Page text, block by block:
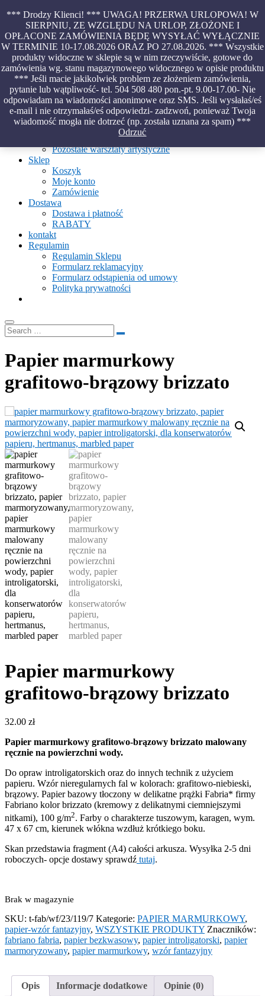
*** Drodzy Klienci! *** UWAGA! PRZERWA URLOPOWA! W
SIERPNIU, ZE WZGLĘDU NA URLOP, ZŁOŻONE I
OPŁACONE ZAMÓWIENIA BĘDĘ WYSYŁAĆ WYŁĄCZNIE
W TERMINIE 10-17.08.2026 ORAZ PO 27.08.2026. *** Wszystkie
produkty widoczne w sklepie są w nim rzeczywiście, gotowe do
zamówienia wg. stanu magazynowego widocznego w opisie produktu
*** Jeśli macie jakikolwiek problem ze złożeniem zamówienia,
pytanie lub wątpliwość- tel. 504 508 480 pon.-pt. 9.00-17.00- Nie
odpowiadam na wiadomości anonimowe oraz SMS. Jeśli wysłałaś/eś
e-mail i nie otrzymałaś/eś odpowiedzi- zadzwoń, ponieważ Twoja
wiadomość mogła nie dotrzeć (np. została uznana za spam) ***
Odrzuć
Skip
content
Piękno malowane na wodzie – papiery marmurkowe – materiały
introligatorskie – oprawy – etui – pudełka
Aktualności
O Pracowni
Ebru
Warsztaty
Warsztaty malowania na wodzie
Pozostałe warsztaty artystyczne
Sklep
Koszyk
Moje konto
Zamówienie
Dostawa
Dostawa i płatność
RABATY
kontakt
Regulamin
Regulamin Sklepu
Formularz reklamacyjny
Formularz odstąpienia od umowy
Polityka prywatności
Papier marmurkowy
grafitowo-brązowy brizzato
Papier marmurkowy
grafitowo-brązowy brizzato
32.00 zł
Papier marmurkowy grafitowo-brązowy brizzato malowany
ręcznie na powierzchni wody.
Do opraw introligatorskich oraz do innych technik z użyciem
papieru. Wzór nieregularnych fal w kolorach: grafitowo-niebieski,
brązowy. Papier bazowy tłoczony w delikatne prążki Fabria* firmy
Fabriano kolor brizzato (kremowy z delikatnymi ciemniejszymi
nitkami), 100 g/m2. Farby o charakterze tuszowym, karagen, wym.
47 x 67 cm, kierunek włókna wzdłuż krótkiego boku.
Skan przedstawia fragment (A4) całości arkusza. Wysyłka 2-5 dni
roboczych- opcje dostawy sprawdź tutaj.
Brak w magazynie
SKU: t-fab/wf/23/119/7 Kategorie: PAPIER MARMURKOWY,
papier-wzór fantazyjny, WSZYSTKIE PRODUKTY Znaczników:
fabriano fabria, papier bezkwasowy, papier introligatorski, papier
marmoryzowany, papier marmurkowy, wzór fantazyjny
Opis Informacje dodatkowe Opinie (0)